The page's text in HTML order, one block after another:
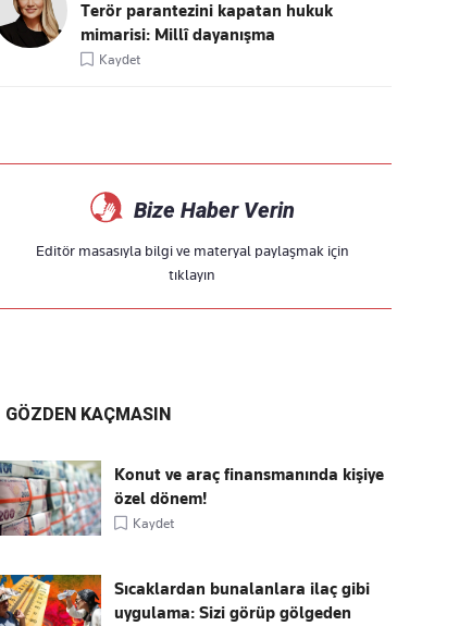
Terör parantezini kapatan hukuk
mimarisi: Millî dayanışma
Kaydet
Bize Haber Verin
Editör masasıyla bilgi ve materyal paylaşmak için
tıklayın
GÖZDEN KAÇMASIN
Konut ve araç finansmanında kişiye
özel dönem!
Kaydet
Sıcaklardan bunalanlara ilaç gibi
uygulama: Sizi görüp gölgeden